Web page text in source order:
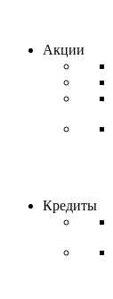
Акции
Кредиты